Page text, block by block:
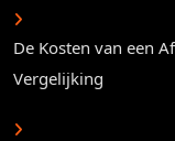
De Kosten van een
Vergelijking